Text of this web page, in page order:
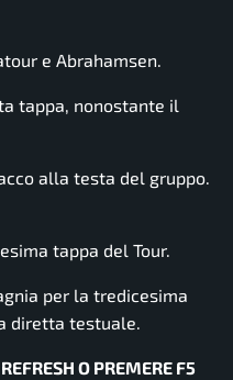
e Abrahamsen.
tappa, nonostante il
alla testa del gruppo.
tappa del Tour.
per la tredicesima
diretta testuale.
O PREMERE F5